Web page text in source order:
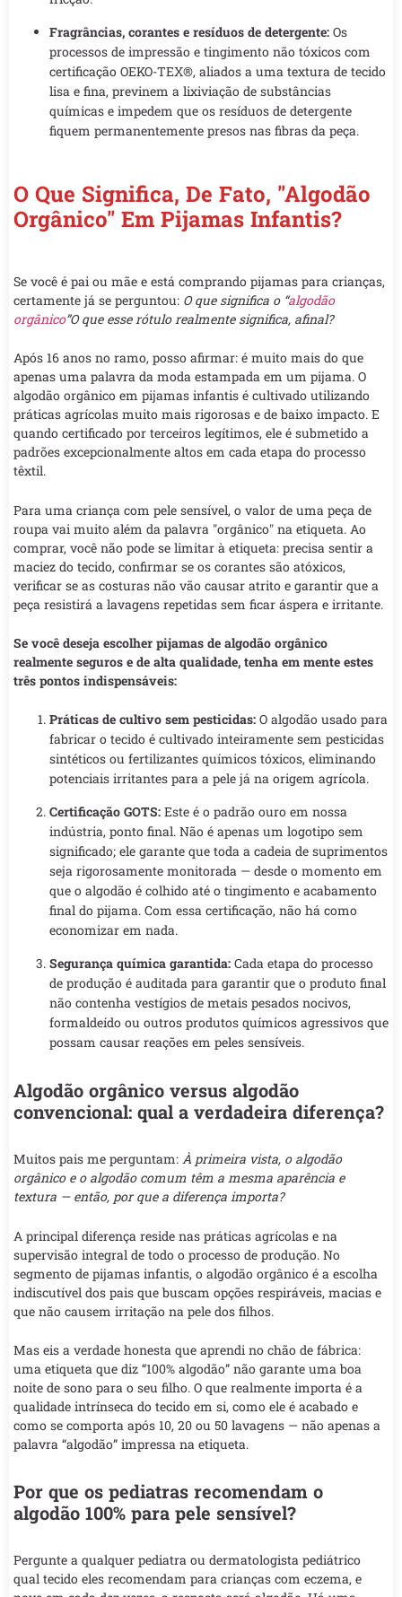
Fragrâncias, corantes e resíduos de detergente: Os
processos de impressão e tingimento não tóxicos com
certificação OEKO-TEX®, aliados a uma textura de tecido
lisa e fina, previnem a lixiviação de substâncias
químicas e impedem que os resíduos de detergente
fiquem permanentemente presos nas fibras da peça.
O Que Significa, De Fato, "algodão
Orgânico" Em Pijamas Infantis?
Se você é pai ou mãe e está comprando pijamas para crianças,
certamente já se perguntou: O que significa o “algodão
orgânico”O que esse rótulo realmente significa, afinal?
Após 16 anos no ramo, posso afirmar: é muito mais do que
apenas uma palavra da moda estampada em um pijama. O
algodão orgânico em pijamas infantis é cultivado utilizando
práticas agrícolas muito mais rigorosas e de baixo impacto. E
quando certificado por terceiros legítimos, ele é submetido a
padrões excepcionalmente altos em cada etapa do processo
têxtil.
Para uma criança com pele sensível, o valor de uma peça de
roupa vai muito além da palavra "orgânico" na etiqueta. Ao
comprar, você não pode se limitar à etiqueta: precisa sentir a
maciez do tecido, confirmar se os corantes são atóxicos,
verificar se as costuras não vão causar atrito e garantir que a
peça resistirá a lavagens repetidas sem ficar áspera e irritante.
Se você deseja escolher pijamas de algodão orgânico
realmente seguros e de alta qualidade, tenha em mente estes
três pontos indispensáveis:
Práticas de cultivo sem pesticidas: O algodão usado para
fabricar o tecido é cultivado inteiramente sem pesticidas
sintéticos ou fertilizantes químicos tóxicos, eliminando
potenciais irritantes para a pele já na origem agrícola.
Certificação GOTS: Este é o padrão ouro em nossa
indústria, ponto final. Não é apenas um logotipo sem
significado; ele garante que toda a cadeia de suprimentos
seja rigorosamente monitorada — desde o momento em
que o algodão é colhido até o tingimento e acabamento
final do pijama. Com essa certificação, não há como
economizar em nada.
Segurança química garantida: Cada etapa do processo
de produção é auditada para garantir que o produto final
não contenha vestígios de metais pesados nocivos,
formaldeído ou outros produtos químicos agressivos que
possam causar reações em peles sensíveis.
Algodão orgânico versus algodão
convencional: qual a verdadeira diferença?
Muitos pais me perguntam: À primeira vista, o algodão
orgânico e o algodão comum têm a mesma aparência e
textura — então, por que a diferença importa?
A principal diferença reside nas práticas agrícolas e na
supervisão integral de todo o processo de produção. No
segmento de pijamas infantis, o algodão orgânico é a escolha
indiscutível dos pais que buscam opções respiráveis, macias e
que não causem irritação na pele dos filhos.
Mas eis a verdade honesta que aprendi no chão de fábrica:
uma etiqueta que diz “100% algodão” não garante uma boa
noite de sono para o seu filho. O que realmente importa é a
qualidade intrínseca do tecido em si, como ele é acabado e
como se comporta após 10, 20 ou 50 lavagens — não apenas a
palavra “algodão” impressa na etiqueta.
Por que os pediatras recomendam o
algodão 100% para pele sensível?
Pergunte a qualquer pediatra ou dermatologista pediátrico
qual tecido eles recomendam para crianças com eczema, e